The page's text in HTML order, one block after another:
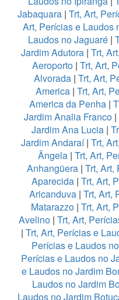
Jabaquara | Trt, Art,
Art, Perícias e Laudos
Laudos no Jaguaré|
Jardim Adutora | Trt,
Aeroporto | Trt, Art,
Alvorada | Trt, Art,
America| Trt, Art,
America da Penha |
Jardim Analia Franco|
Jardim Ana Lucia |
Jardim Andaraí| Trt,
Ângela| Trt, Art,
Anhangüera | Trt, Art,
Aparecida| Trt, Art,
Aricanduva| Trt, Art,
Matarazzo | Trt, Art,
Avelino| Trt, Art,
| Trt, Art, Perícias e
Perícias e Laudos
Perícias e Laudos no
e Laudos no Jardim
Laudos no Jardim
Laudos no Jardim